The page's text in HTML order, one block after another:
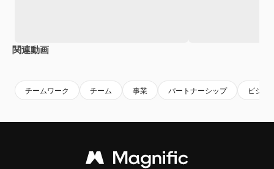
関連動画
チームワーク チーム 事業 パートナーシップ ビジネ